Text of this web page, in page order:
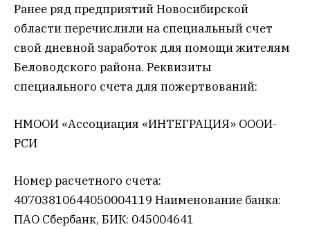
Ранее ряд предприятий Новосибирской
области перечислили на специальный счет
свой дневной заработок для помощи жителям
Беловодского района. Реквизиты
специального счета для пожертвований:
НМООИ «Ассоциация «ИНТЕГРАЦИЯ» ОООИ-
РСИ
Номер расчетного счета:
40703810644050004119 Наименование банка:
ПАО Сбербанк, БИК: 045004641